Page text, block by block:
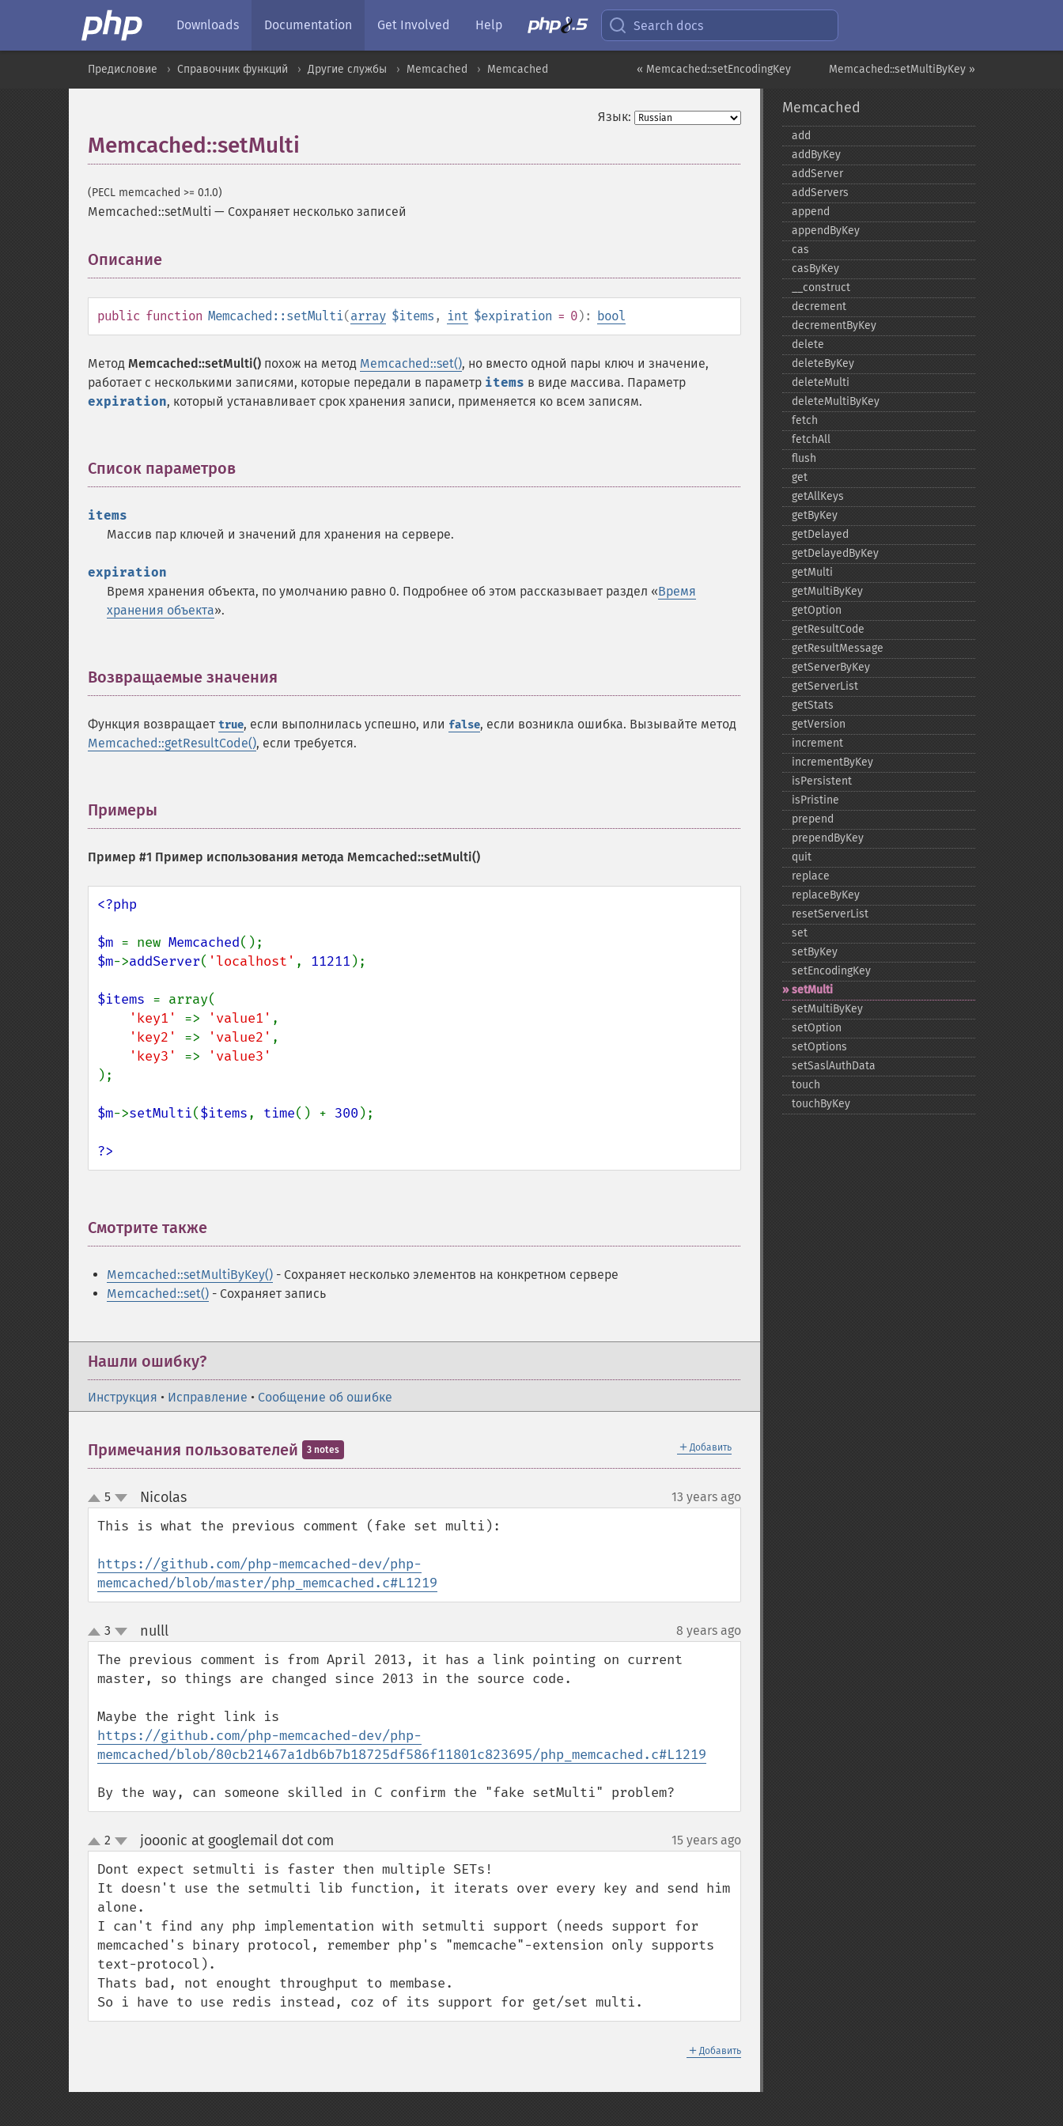
Downloads Documentation Get Involved Help Search docs
Memcached::setMultiByKey »
« Memcached::setEncodingKey
Предисловие Справочник функций Другие службы Memcached Memcached
Язык:
Memcached::setMulti
(PECL memcached >= 0.1.0)
Memcached::setMulti — Сохраняет несколько записей
Описание
public function Memcached::setMulti(array $items , int $expiration = 0): bool
Метод Memcached::setMulti() похож на метод Memcached::set(), но вместо одной пары ключ и значение,
работает с несколькими записями, которые передали в параметр items в виде массива. Параметр
expiration, который устанавливает срок хранения записи, применяется ко всем записям.
Список параметров
items
Массив пар ключей и значений для хранения на сервере.
expiration
Время хранения объекта, по умолчанию равно 0. Подробнее об этом рассказывает раздел «Время
хранения объекта».
Возвращаемые значения
Функция возвращает true, если выполнилась успешно, или false, если возникла ошибка. Вызывайте метод
Memcached::getResultCode(), если требуется.
Примеры
Пример #1 Пример использования метода Memcached::setMulti()
<?php
$m = new Memcached
$m->addServer( 'localhost' , 11211 );
$items = array(
'key1' => 'value1' ,
'key2' => 'value2' ,
'key3' =>
);
$m->setMulti($items, time() + 300 );
?>
Смотрите также
Memcached::setMultiByKey() - Сохраняет несколько элементов на конкретном сервере
Memcached::set() - Сохраняет запись
Нашли ошибку?
Инструкция • Исправление • Сообщение об ошибке
＋ Добавить
Примечания пользователей 3 notes
up
down
5 Nicolas¶ 13 years ago
This is what the previous comment (fake set multi):
https://github.com/php-memcached-dev/php-
memcached/blob/master/php_memcached.c#L1219
up
down
3 nulll¶ 8 years ago
The previous comment is from April 2013, it has a link pointing on current
master, so things are changed since 2013 in the source code.
https://github.com/php-memcached-dev/php-
memcached/blob/80cb21467a1db6b7b18725df586f11801c823695/php_memcached.c#L1219
By the way, can someone skilled in C confirm the "fake setMulti" problem?
up
down
2 jooonic at googlemail dot com 15 years ago
Dont expect setmulti is faster then multiple SETs!
It doesn't use the setmulti lib function, it iterats over every key and send him
alone.
I can't find any php implementation with setmulti support (needs support for
memcached's binary protocol, remember php's "memcache"-extension only supports
text-protocol).
Thats bad, not enought throughput to membase.
So i have to use redis instead, coz of its support for get/set multi.
＋ Добавить
Memcached
add
addByKey
addServer
addServers
append
appendByKey
cas
casByKey
_​_​construct
decrement
decrementByKey
delete
deleteByKey
deleteMulti
deleteMultiByKey
fetch
fetchAll
flush
get
getAllKeys
getByKey
getDelayed
getDelayedByKey
getMulti
getMultiByKey
getOption
getResultCode
getResultMessage
getServerByKey
getServerList
getStats
getVersion
increment
incrementByKey
isPersistent
isPristine
prepend
prependByKey
quit
replace
replaceByKey
resetServerList
set
setByKey
setEncodingKey
setMulti
setMultiByKey
setOption
setOptions
setSaslAuthData
touch
touchByKey